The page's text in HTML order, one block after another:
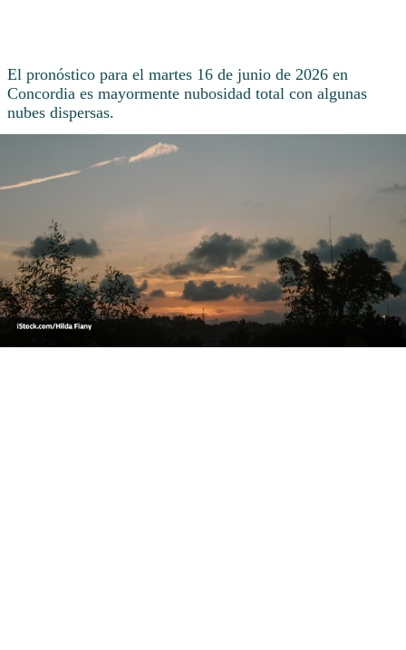
El pronóstico para el martes 16 de junio de 2026 en
Concordia es mayormente nubosidad total con algunas
nubes dispersas.